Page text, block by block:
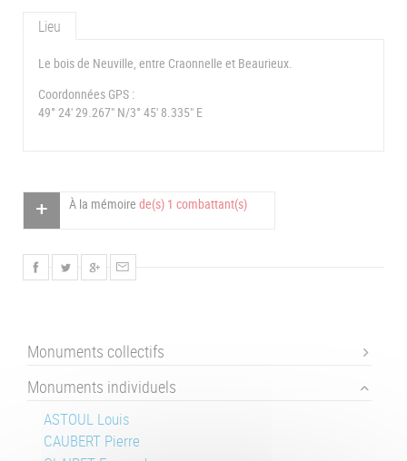
Lieu
Le bois de Neuville, entre Craonnelle et Beaurieux.
Coordonnées GPS :
49° 24' 29.267" N/3° 45' 8.335" E
À la mémoire de(s) 1 combattant(s)
Monuments collectifs
Monuments individuels
ASTOUL Louis
CAUBERT Pierre